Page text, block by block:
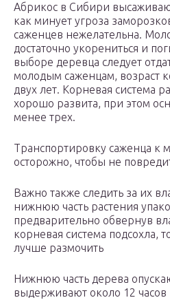
Абрикос в Сибири
как минует угроза
саженцев нежелательна.
достаточно укорениться и
выборе деревца следует
молодым саженцам, возраст
двух лет. Корневая система
хорошо развита, при этом
менее трех.
Транспортировку саженца к
осторожно, чтобы не
Важно также следить за их
нижнюю часть растения
предварительно обвернув
корневая система подсохла,
лучше размочить
Нижнюю часть дерева
выдерживают около 12 часов